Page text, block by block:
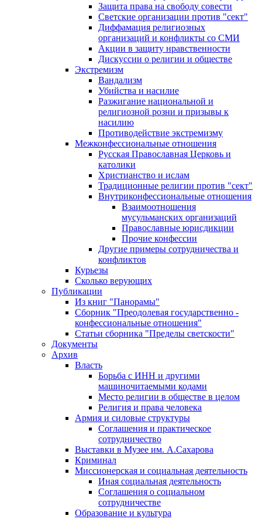
Защита права на свободу совести
Светские организации против "сект"
Диффамация религиозных
организаций и конфликты со СМИ
Акции в защиту нравственности
Дискуссии о религии и обществе
Экстремизм
Вандализм
Убийства и насилие
Разжигание национальной и
религиозной розни и призывы к
насилию
Противодействие экстремизму
Межконфессиональные отношения
Русская Православная Церковь и
католики
Христианство и ислам
Традиционные религии против "сект"
Внутриконфессиональные отношения
Взаимоотношения
мусульманских организаций
Православные юрисдикции
Прочие конфессии
Другие примеры сотрудничества и
конфликтов
Курьезы
Сколько верующих
Публикации
Из книг "Панорамы"
Сборник "Преодолевая государственно -
конфессиональные отношения"
Статьи сборника "Пределы светскости"
Документы
Архив
Власть
Борьба с ИНН и другими
машиночитаемыми кодами
Место религии в обществе в целом
Религия и права человека
Армия и силовые структуры
Соглашения и практическое
сотрудничество
Выставки в Музее им. А.Сахарова
Криминал
Миссионерская и социальная деятельность
Иная социальная деятельность
Соглашения о социальном
сотрудничестве
Образование и культура